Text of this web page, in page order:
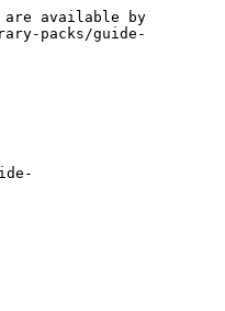
are available by
packs/guide-